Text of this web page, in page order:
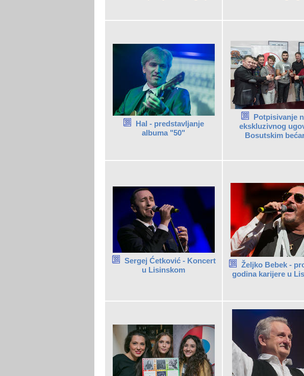
Hal - predstavljanje
albuma "50"
Potpisivanje
ekskluzivnog
Bosutskim
Sergej Ćetković - Koncert
u Lisinskom
Željko Bebek -
godina karijere u